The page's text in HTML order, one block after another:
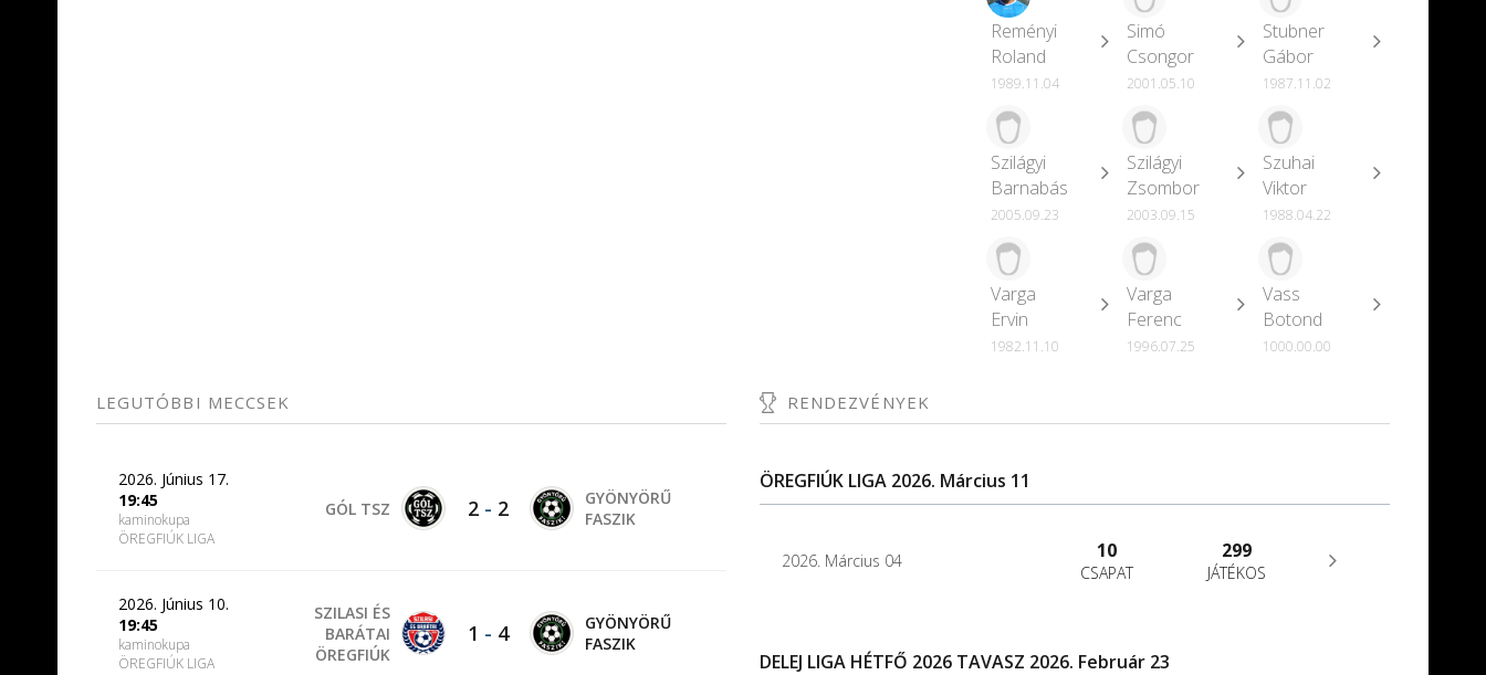
Reményi
Roland
1989.11.04
Simó
Csongor
2001.05.10
Stubner
Gábor
1987.11.02
Szilágyi
Barnabás
2005.09.23
Szilágyi
Zsombor
2003.09.15
Szuhai
Viktor
1988.04.22
Varga
Ervin
1982.11.10
Varga
Ferenc
1996.07.25
Vass
Botond
1000.00.00
LEGUTÓBBI MECCSEK
2026. Június 17.
19:45
kaminokupa
ÖREGFIÚK LIGA
GÓL TSZ 2- 2
GYÖNYÖRŰ
FASZIK
2026. Június 10.
19:45
kaminokupa
ÖREGFIÚK LIGA
SZILASI ÉS
BARÁTAI
ÖREGFIÚK
1 - 4
GYÖNYÖRŰ
FASZIK
RENDEZVÉNYEK
ÖREGFIÚK LIGA 2026. Március 11
2026. Március 04 10
CSAPAT
299
JÁTÉKOS
DELEJ LIGA HÉTFŐ 2026 TAVASZ 2026. Február 23